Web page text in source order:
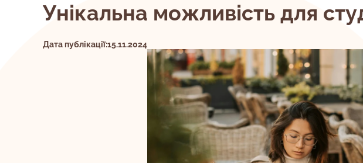
Унікальна можливість для
Дата публікації:15.11.2024